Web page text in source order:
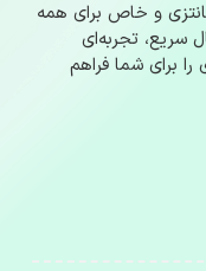
فانتزی و خاص برای همه
سریع، تجربه‌ای
را برای شما فراهم